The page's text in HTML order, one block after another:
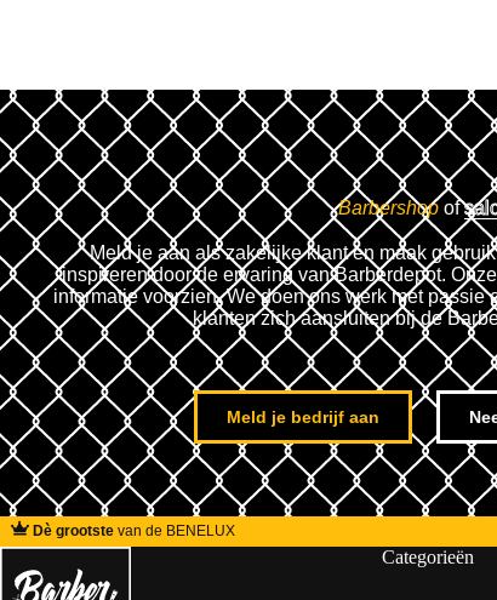
Barbershop of
Meld je aan als zakelijke klant en maak
inspireren door de ervaring van Barberdepot.
informatie voorzien. We doen ons werk met passie
klanten zich aansluiten bij de
Meld je bedrijf aan
Dè grootste van de BENELUX
Categorieën